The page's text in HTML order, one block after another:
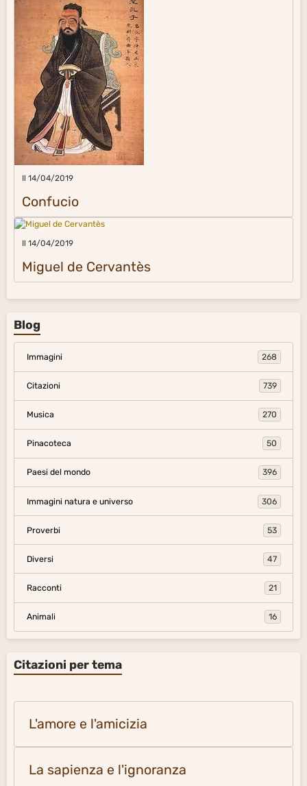
Il 14/04/2019
Confucio
Il 14/04/2019
Miguel de Cervantès
Blog
Immagini 268
Citazioni 739
Musica 270
Pinacoteca 50
Paesi del mondo 396
Immagini natura e universo 306
Proverbi 53
Diversi 47
Racconti 21
Animali 16
Citazioni per tema
L'amore e l'amicizia
La sapienza e l'ignoranza